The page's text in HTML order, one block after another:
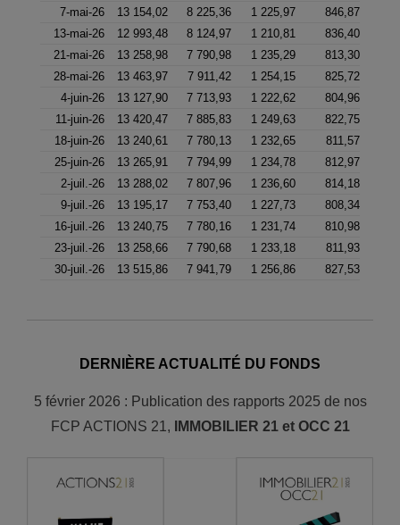
7-mai-26
13 154,02 8 225,36 1 225,97
846,87
13-mai-26
12 993,48 8 124,97 1 210,81
836,40
21-mai-26
13 258,98 7 790,98 1 235,29
813,30
28-mai-26
13 463,97 7 911,42 1 254,15
825,72
4-juin-26
13 127,90 7 713,93 1 222,62
804,96
11-juin-26
13 420,47 7 885,83 1 249,63
822,75
18-juin-26
13 240,61 7 780,13 1 232,65
811,57
25-juin-26
13 265,91 7 794,99 1 234,78
812,97
2-juil.-26
13 288,02 7 807,96 1 236,60
814,18
9-juil.-26
13 195,17 7 753,40 1 227,73
808,34
16-juil.-26
13 240,75 7 780,16 1 231,74
810,98
23-juil.-26
13 258,66 7 790,68 1 233,18
811,93
30-juil.-26
13 515,86 7 941,79 1 256,86 827,53
DERNIÈRE ACTUALITÉ DU FONDS
5 février 2026 : Publication des rapports 2025 de nos
FCP ACTIONS 21,
IMMOBILIER 21 et OCC 21